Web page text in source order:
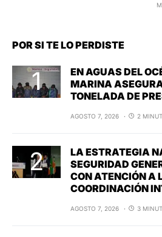
POR SI TE LO PERDISTE
EN AGUAS DEL
MARINA
TONELADA DE
AGOSTO 7, 2026 2
LA ESTRATEGIA
SEGURIDAD
CON ATENCIÓN A
COORDINACIÓN
AGOSTO 7, 2026 3